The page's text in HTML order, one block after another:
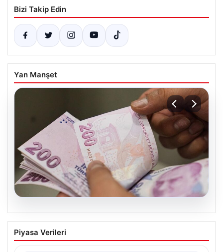
Bizi Takip Edin
Yan Manşet
07.08.2026
Bayram ikramiyeleri ne zaman yatacak?
2026 Kurban Bayramı emekli ikramiye
Piyasa Verileri